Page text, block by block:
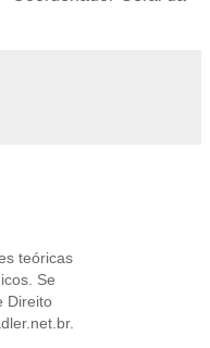
teóricas
Se
Direito